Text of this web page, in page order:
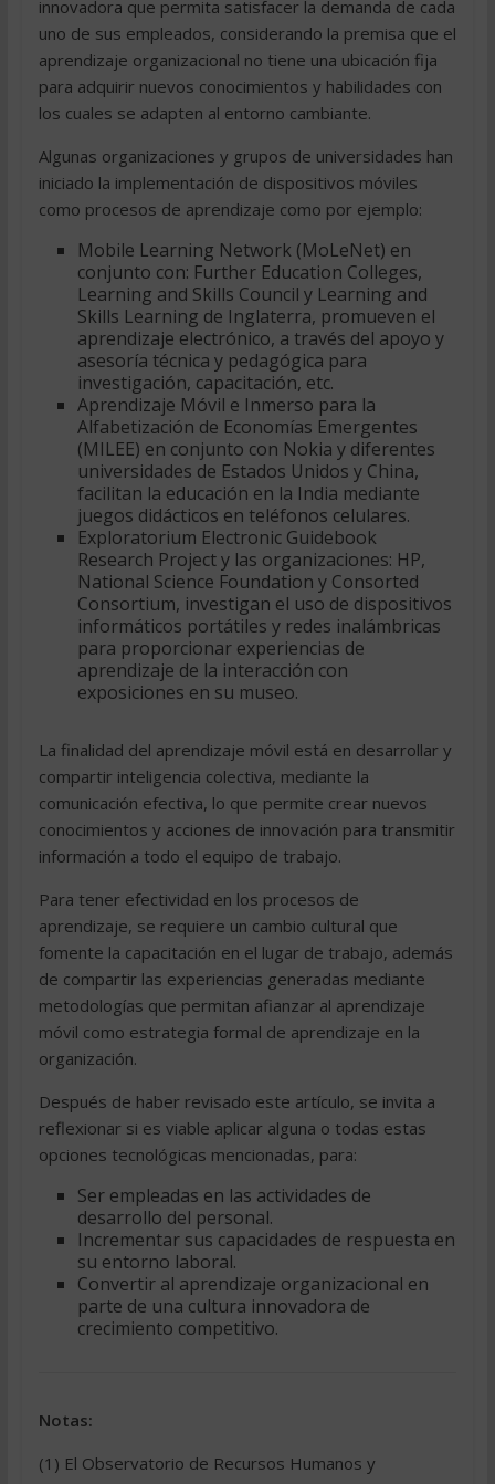
innovadora que permita satisfacer la demanda de cada
uno de sus empleados, considerando la premisa que el
aprendizaje organizacional no tiene una ubicación fija
para adquirir nuevos conocimientos y habilidades con
los cuales se adapten al entorno cambiante.
Algunas organizaciones y grupos de universidades han
iniciado la implementación de dispositivos móviles
como procesos de aprendizaje como por ejemplo:
Mobile Learning Network (MoLeNet) en
conjunto con: Further Education Colleges,
Learning and Skills Council y Learning and
Skills Learning de Inglaterra, promueven el
aprendizaje electrónico, a través del apoyo y
asesoría técnica y pedagógica para
investigación, capacitación, etc.
Aprendizaje Móvil e Inmerso para la
Alfabetización de Economías Emergentes
(MILEE) en conjunto con Nokia y diferentes
universidades de Estados Unidos y China,
facilitan la educación en la India mediante
juegos didácticos en teléfonos celulares.
Exploratorium Electronic Guidebook
Research Project y las organizaciones: HP,
National Science Foundation y Consorted
Consortium, investigan el uso de dispositivos
informáticos portátiles y redes inalámbricas
para proporcionar experiencias de
aprendizaje de la interacción con
exposiciones en su museo.
La finalidad del aprendizaje móvil está en desarrollar y
compartir inteligencia colectiva, mediante la
comunicación efectiva, lo que permite crear nuevos
conocimientos y acciones de innovación para transmitir
información a todo el equipo de trabajo.
Para tener efectividad en los procesos de
aprendizaje, se requiere un cambio cultural que
fomente la capacitación en el lugar de trabajo, además
de compartir las experiencias generadas mediante
metodologías que permitan afianzar al aprendizaje
móvil como estrategia formal de aprendizaje en la
organización.
Después de haber revisado este artículo, se invita a
reflexionar si es viable aplicar alguna o todas estas
opciones tecnológicas mencionadas, para:
Ser empleadas en las actividades de
desarrollo del personal.
Incrementar sus capacidades de respuesta en
su entorno laboral.
Convertir al aprendizaje organizacional en
parte de una cultura innovadora de
crecimiento competitivo.
Notas:
(1) El Observatorio de Recursos Humanos y